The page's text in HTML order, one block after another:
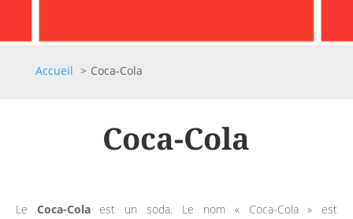
Accueil Coca-Cola
Coca-Cola
Le Coca-Colaest un soda. Le nom « Coca-Cola » est